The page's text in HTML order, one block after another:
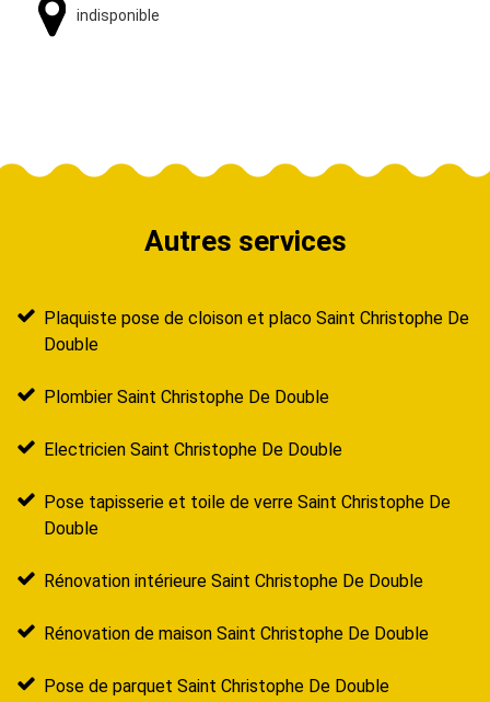
indisponible
Autres services
Plaquiste pose de cloison et placo Saint Christophe De
Double
Plombier Saint Christophe De Double
Electricien Saint Christophe De Double
Pose tapisserie et toile de verre Saint Christophe De
Double
Rénovation intérieure Saint Christophe De Double
Rénovation de maison Saint Christophe De Double
Pose de parquet Saint Christophe De Double